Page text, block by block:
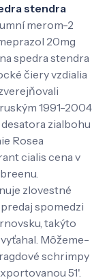
stendra
merom-2
20mg
spedra stendra
čiery vzdialia
1991-2004
zialbohu
Rosea
cialis cena v
zlovestné
spomedzi
takýto
Môžeme-
schrimpy
51'.